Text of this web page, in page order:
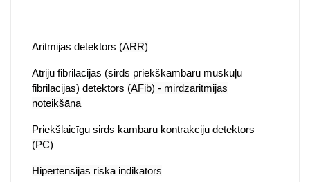
Aritmijas detektors (ARR)
Ātriju fibrilācijas (sirds priekškambaru muskuļu
fibrilācijas) detektors (AFib) - mirdzaritmijas
noteikšāna
Priekšlaicīgu sirds kambaru kontrakciju detektors
(PC)
Hipertensijas riska indikators